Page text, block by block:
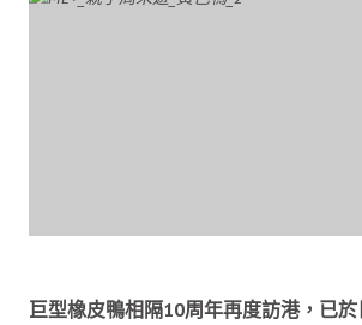
巨型橡皮鴨相隔10周年再度訪港，已